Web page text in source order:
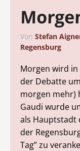
Von Stefan
Regensburg
Morgen wird in
der Debatte
morgen mehr)
Gaudi wurde
als Hauptstadt
der
Tag” zu